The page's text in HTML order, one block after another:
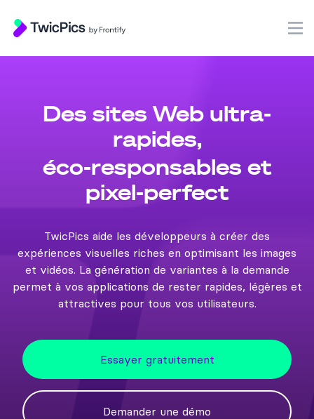
TwicPics
Des sites Web ultra-
rapides,
éco-responsables et
pixel-perfect
TwicPics aide les développeurs à créer des
expériences visuelles riches en optimisant les images
et vidéos. La génération de variantes à la demande
permet à vos applications de rester rapides, légères et
attractives pour tous vos utilisateurs.
Essayer gratuitement
Demander une démo